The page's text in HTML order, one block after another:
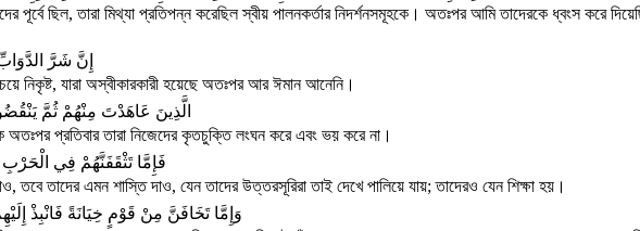
পূর্বে ছিল, তারা মিথ্যা প্রতিপন্ন করেছিল স্বীয় পালনকর্তার নিদর্শনসমূহকে। অতঃপর আমি তাদেরকে ধ্বংস করে
إِنَّ شَرَّ
নিকৃষ্ট, যারা অস্বীকারকারী হয়েছে অতঃপর আর ঈমান আনেনি।
الَّذِينَ عَاهَدْتَ مِنْهُمْ ثُمَّ
অতঃপর প্রতিবার তারা নিজেদের কৃতচুক্তি লংঘন করে এবং ভয় করে না।
فَإِمَّا تَثْقَفَنَّهُمْ فِي
তবে তাদের এমন শাস্তি দাও, যেন তাদের উত্তরসূরিরা তাই দেখে পালিয়ে যায়; তাদেরও যেন শিক্ষা হয়।
وَإِمَّا تَخَافَنَّ مِنْ قَوْمٍ خِيَانَةً فَانْبِذْ